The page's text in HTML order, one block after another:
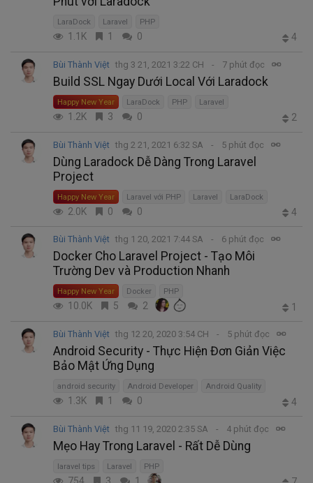
LaraDock Laravel PHP
1.1K 1 0 4
Bùi Thành Việt thg 3 21, 2021 3:22 CH 7 phút đọc
Build SSL Ngay Dưới Local Với Laradock
Happy New Year LaraDock PHP Laravel
1.2K 3 0 2
Bùi Thành Việt thg 2 21, 2021 6:32 SA 5 phút đọc
Dùng Laradock Dễ Dàng Trong Laravel
Project
Happy New Year Laravel với PHP Laravel LaraDock
2.0K 0 0 4
Bùi Thành Việt thg 1 20, 2021 7:44 SA 6 phút đọc
Docker Cho Laravel Project - Tạo Môi
Trường Dev và Production Nhanh
Happy New Year Docker PHP
10.0K 5 2 1
Bùi Thành Việt thg 12 20, 2020 3:54 CH 5 phút đọc
Android Security - Thực Hiện Đơn Giản Việc
Bảo Mật Ứng Dụng
android security Android Developer Android Quality
1.3K 1 0 4
Bùi Thành Việt thg 11 19, 2020 2:35 SA 4 phút đọc
Mẹo Hay Trong Laravel - Rất Dễ Dùng
laravel tips Laravel PHP